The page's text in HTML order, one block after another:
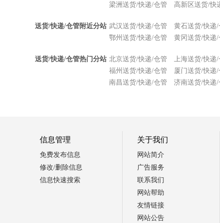
梁洲送货/快递/仓管
高新区送货/快
送货/快递/仓管附近分站 武汉送货/快递/仓管 黄石送货/快递/
鄂州送货/快递/仓管
黄冈送货/快递/
送货/快递/仓管热门分站 北京送货/快递/仓管 上海送货/快递
福州送货/快递/仓管
厦门送货/快递/
南昌送货/快递/仓管
济南送货/快递/
信息管理
免费发布信息
修改/删除信息
信息快速搜索
关于我们
网站简介
广告服务
联系我们
网站帮助
友情链接
网站公告